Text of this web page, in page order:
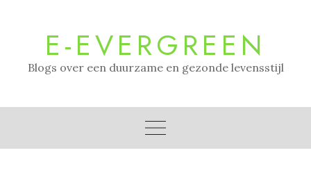
E-EVERGREEN
Blogs over een duurzame en gezonde levensstijl